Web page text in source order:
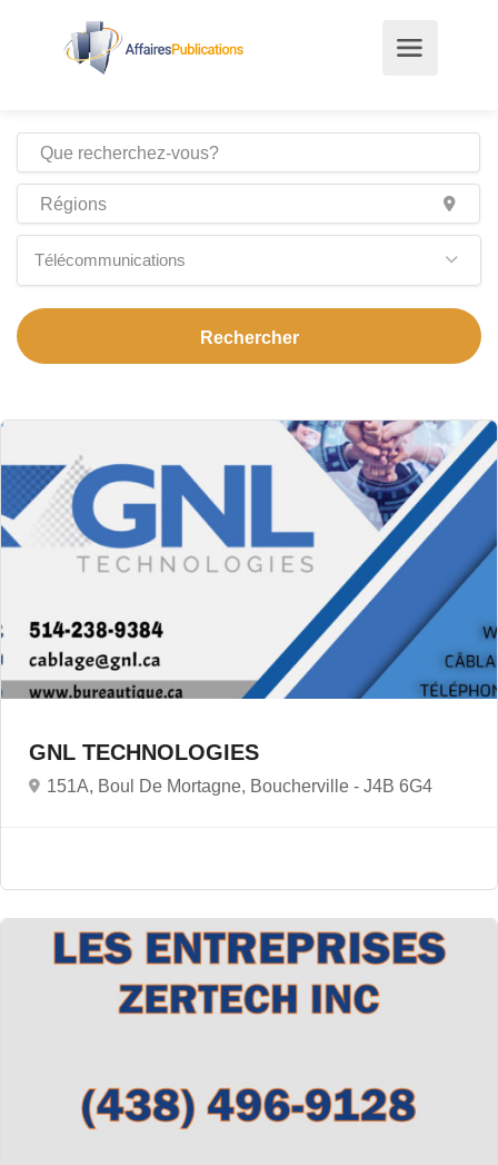
Télécommunications
GNL TECHNOLOGIES
151A, Boul De Mortagne, Boucherville - J4B 6G4